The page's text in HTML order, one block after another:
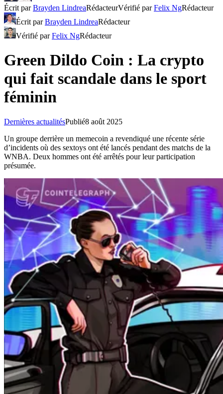
Écrit parBrayden LindreaRédacteurVérifié parFelix NgRédacteur
Écrit parBrayden LindreaRédacteur
Vérifié parFelix NgRédacteur
Green Dildo Coin : La crypto
qui fait scandale dans le sport
féminin
Dernières actualitésPublié8 août 2025
Un groupe derrière un memecoin a revendiqué une récente série
d’incidents où des sextoys ont été lancés pendant des matchs de la
WNBA. Deux hommes ont été arrêtés pour leur participation
présumée.